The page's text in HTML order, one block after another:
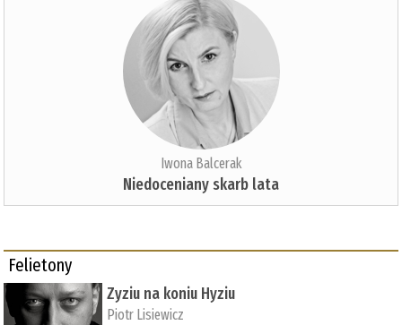
Iwona Balcerak
Niedoceniany skarb lata
Felietony
Zyziu na koniu Hyziu
Piotr Lisiewicz